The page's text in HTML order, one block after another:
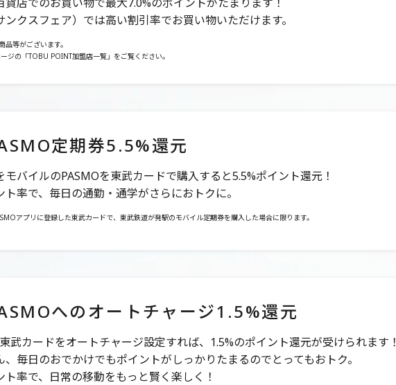
クスフェア）では高い割引率でお買い物いただけます。
等がございます。
ジの「TOBU POINT加盟店一覧」をご覧ください。
定期券5.5%還元
バイルのPASMOを東武カードで購入すると5.5%ポイント還元！
率で、毎日の通勤・通学がさらにおトクに。
アプリに登録した東武カードで、東武鉄道が発駅のモバイル定期券を購入した場合に限ります。
へのオートチャージ1.5%還元
武カードをオートチャージ設定すれば、1.5%のポイント還元が受けられます！
毎日のおでかけでもポイントがしっかりたまるのでとってもおトク。
率で、日常の移動をもっと賢く楽しく！